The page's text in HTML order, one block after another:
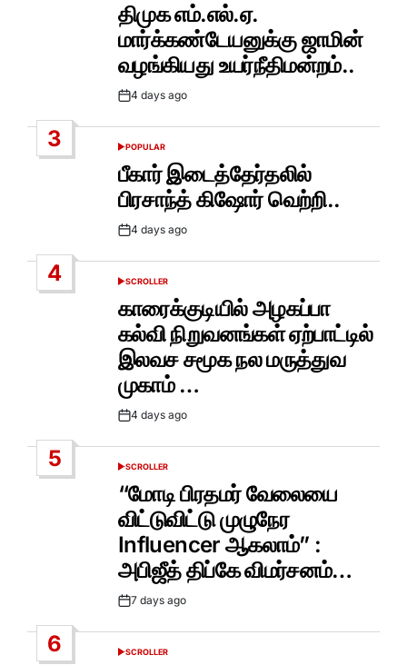
திமுக எம்.எல்.ஏ.
மார்க்கண்டேயனுக்கு ஜாமின்
வழங்கியது உயர்நீதிமன்றம்..
Post4 days ago
3
POSTED
IN
POPULAR
பீகார் இடைத்தேர்தலில்
பிரசாந்த் கிஷோர் வெற்றி..
Post4 days ago
4
POSTED
SCROLLER
காரைக்குடியில் அழகப்பா
கல்வி நிறுவனங்கள் ஏற்பாட்டில்
இலவச சமூக நல மருத்துவ
முகாம் …
Post4 days ago
5
POSTED
IN
SCROLLER
“மோடி பிரதமர் வேலையை
விட்டுவிட்டு முழுநேர
Influencer ஆகலாம்” :
அபிஜீத் திப்கே விமர்சனம்…
Post7 days ago
6
POSTED
SCROLLER